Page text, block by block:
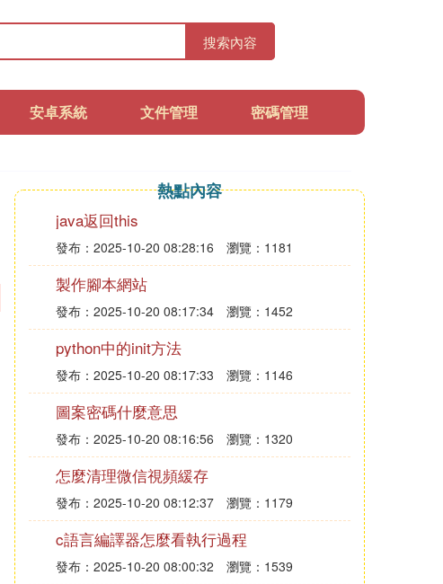
搜索內容
安卓系統 文件管理 密碼管理
熱點內容
java返回this
發布：2025-10-20 08:28:16 瀏覽：1181
製作腳本網站
發布：2025-10-20 08:17:34 瀏覽：1452
python中的init方法
發布：2025-10-20 08:17:33 瀏覽：1146
圖案密碼什麼意思
發布：2025-10-20 08:16:56 瀏覽：1320
怎麼清理微信視頻緩存
發布：2025-10-20 08:12:37 瀏覽：1179
c語言編譯器怎麼看執行過程
發布：2025-10-20 08:00:32 瀏覽：1539